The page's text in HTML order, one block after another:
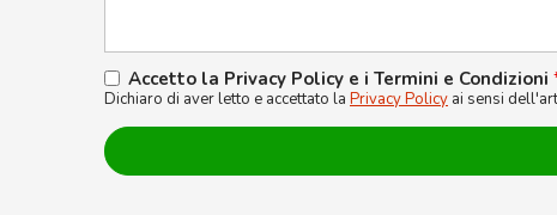
Accetto la Privacy Policy e i Termini e Condizioni
Dichiaro di aver letto e accettato la Privacy Policy ai sensi